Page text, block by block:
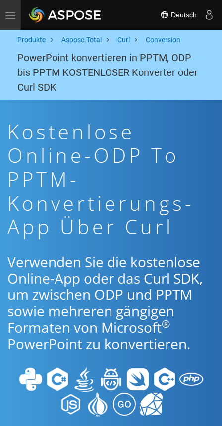
Toggle navigation Deutsch
Produkte Aspose.Total Curl Conversion
PowerPoint konvertieren in PPTM, ODP
bis PPTM KOSTENLOSER Konverter oder
Curl SDK
Kostenlose
Online-ODP To
PPTM-
Konvertierungs-
App Über Curl
Verwenden Sie die kostenlose
Online-App oder das Curl SDK,
um zwischen ODP und PPTM
sowie mehreren gängigen
Formaten von Microsoft®
PowerPoint zu konvertieren.